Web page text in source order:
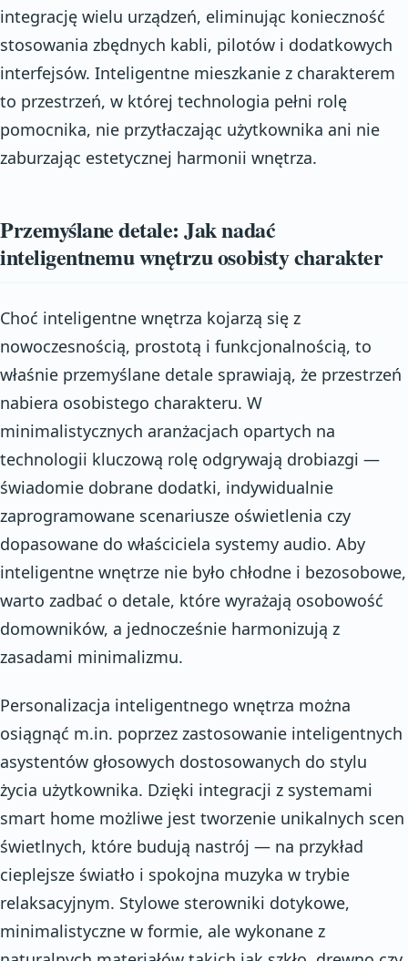
integrację wielu urządzeń, eliminując konieczność
stosowania zbędnych kabli, pilotów i dodatkowych
interfejsów. Inteligentne mieszkanie z charakterem
to przestrzeń, w której technologia pełni rolę
pomocnika, nie przytłaczając użytkownika ani nie
zaburzając estetycznej harmonii wnętrza.
Przemyślane detale: Jak nadać
inteligentnemu wnętrzu osobisty charakter
Choć inteligentne wnętrza kojarzą się z
nowoczesnością, prostotą i funkcjonalnością, to
właśnie przemyślane detale sprawiają, że przestrzeń
nabiera osobistego charakteru. W
minimalistycznych aranżacjach opartych na
technologii kluczową rolę odgrywają drobiazgi —
świadomie dobrane dodatki, indywidualnie
zaprogramowane scenariusze oświetlenia czy
dopasowane do właściciela systemy audio. Aby
inteligentne wnętrze nie było chłodne i bezosobowe,
warto zadbać o detale, które wyrażają osobowość
domowników, a jednocześnie harmonizują z
zasadami minimalizmu.
Personalizacja inteligentnego wnętrza można
osiągnąć m.in. poprzez zastosowanie inteligentnych
asystentów głosowych dostosowanych do stylu
życia użytkownika. Dzięki integracji z systemami
smart home możliwe jest tworzenie unikalnych scen
świetlnych, które budują nastrój — na przykład
cieplejsze światło i spokojna muzyka w trybie
relaksacyjnym. Stylowe sterowniki dotykowe,
minimalistyczne w formie, ale wykonane z